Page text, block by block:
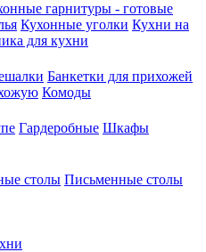
гарнитуры - готовые
Кухонные уголки Кухни на
для кухни
Банкетки для прихожей
Комоды
Гардеробные Шкафы
столы Письменные столы